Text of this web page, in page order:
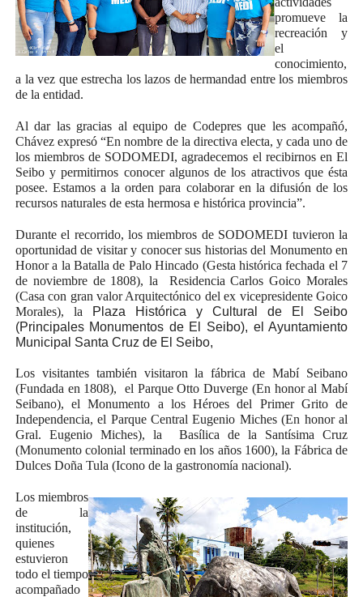
promueve la
recreación y
el
conocimiento,
a la vez que estrecha los lazos de hermandad entre los miembros
de la entidad.
Al dar las gracias al equipo de Codepres que les acompañó,
Chávez expresó “En nombre de la directiva electa, y cada uno de
los miembros de SODOMEDI, agradecemos el recibirnos en El
Seibo y permitirnos conocer algunos de los atractivos que ésta
posee. Estamos a la orden para colaborar en la difusión de los
recursos naturales de esta hermosa e histórica provincia”.
Durante el recorrido, los miembros de SODOMEDI tuvieron la
oportunidad de visitar y conocer sus historias del Monumento en
Honor a la Batalla de Palo Hincado (Gesta histórica fechada el 7
de noviembre de 1808), la Residencia Carlos Goico Morales
(Casa con gran valor Arquitectónico del ex vicepresidente Goico
Morales), la
Plaza Histórica y Cultural de El Seibo
(Principales Monumentos de El Seibo), el Ayuntamiento
Municipal Santa Cruz de El Seibo,
Los visitantes también visitaron la fábrica de Mabí Seibano
(Fundada en 1808), el Parque Otto Duverge (En honor al Mabí
Seibano), el Monumento a los Héroes del Primer Grito de
Independencia, el Parque Central Eugenio Miches (En honor al
Gral. Eugenio Miches), la Basílica de la Santísima Cruz
(Monumento colonial terminado en los años 1600), la Fábrica de
Dulces Doña Tula (Icono de la gastronomía nacional).
Los miembros
de la
institución,
quienes
estuvieron
todo el tiempo
acompañado